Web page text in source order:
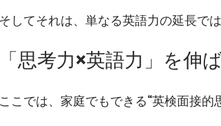
そしてそれは、単なる英語力の延長で
「思考力×英語力」を伸
ここでは、家庭でもできる“英検面接的